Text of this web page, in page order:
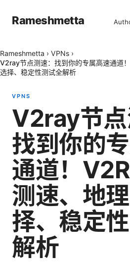
Rameshmetta
Rameshmetta › VPNs ›
V2ray节点测速：找到你的专属高速通道
选择、稳定性测试全解析
VPNS
V2ray节点
找到你的
通道！
测速、地
择、稳定
解析